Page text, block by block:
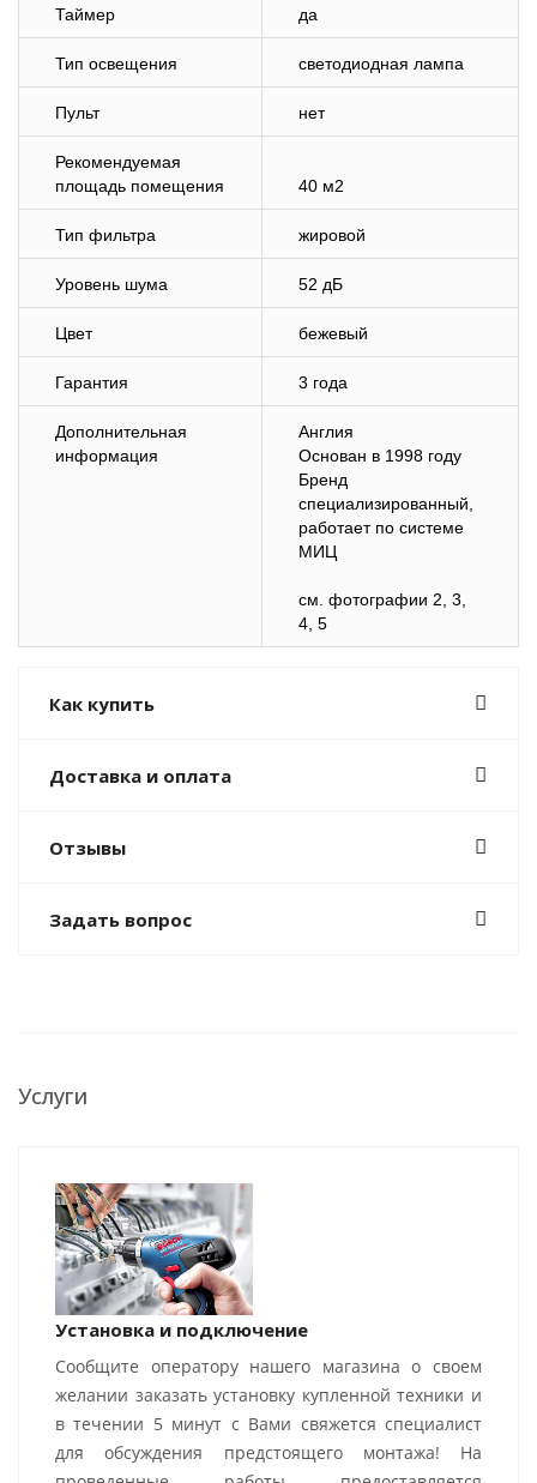
Таймер да
Тип освещения светодиодная лампа
Пульт нет
Рекомендуемая
площадь помещения
40 м2
Тип фильтра жировой
Уровень шума 52 дБ
Цвет бежевый
Гарантия 3 года
Дополнительная
информация
Англия
Основан в 1998 году
Бренд
специализированный,
работает по системе
МИЦ
см. фотографии 2, 3,
4, 5
Как купить
Доставка и оплата
Отзывы
Задать вопрос
Услуги
Установка и подключение
Сообщите оператору нашего магазина о своем
желании заказать установку купленной техники и
в течении 5 минут с Вами свяжется специалист
для обсуждения предстоящего монтажа! На